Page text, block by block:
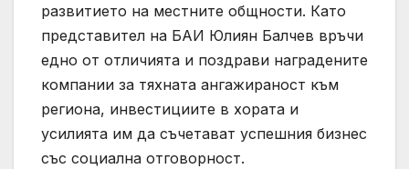
развитието на местните общности. Като
представител на БАИ Юлиян Балчев връчи
едно от отличията и поздрави наградените
компании за тяхната ангажираност към
региона, инвестициите в хората и
усилията им да съчетават успешния бизнес
със социална отговорност.